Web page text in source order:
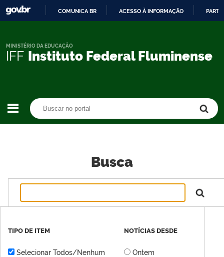
CONTEÚDO
COMUNICA BR ACESSO À INFORMAÇÃO
IFF Instituto Federal Fluminense
MINISTÉRIO DA EDUCAÇÃO
Busca
TIPO DE ITEM
Selecionar Todos/Nenhum
NOTÍCIAS DESDE
Ontem